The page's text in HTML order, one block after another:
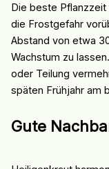
Die beste Pflanzzeit
die Frostgefahr
Abstand von etwa
Wachstum zu
oder Teilung
späten Frühjahr am
Gute